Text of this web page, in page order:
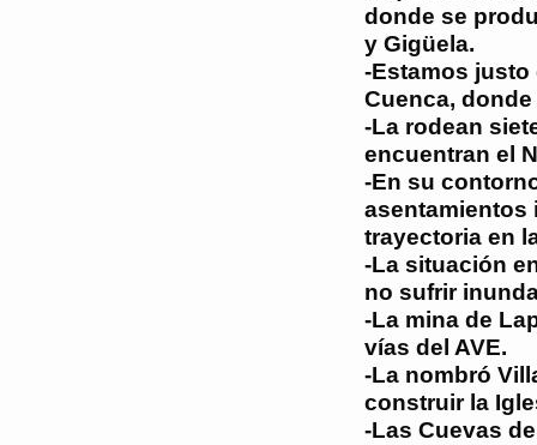
donde se
y Gigüela.
-Estamos justo
Cuenca,
-La rodean
encuentran el
-En su
asentamientos
trayectoria en
-La situación
no sufrir
-La mina de
vías del AVE.
-La nombró
construir la
-Las Cuevas